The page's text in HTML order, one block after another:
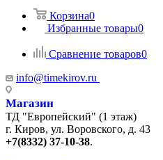
Корзина0
Избранные товары0
Сравнение товаров0
info@timekirov.ru
Магазин
ТД "Европейский" (1 этаж)
г. Киров, ул. Воровского, д. 43
+7(8332) 37-10-38.